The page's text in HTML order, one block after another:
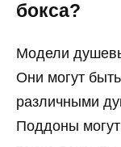
бокса?
Модели
Они могут
различными
Поддоны